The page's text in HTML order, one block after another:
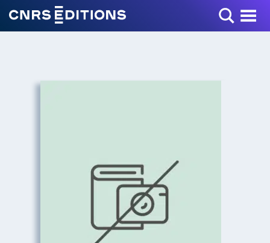
Toggle Menu